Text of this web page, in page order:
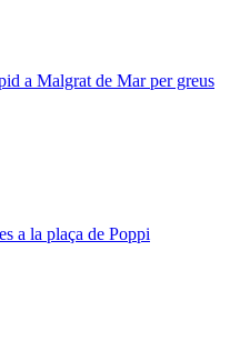
a Malgrat de Mar per greus
a la plaça de Poppi